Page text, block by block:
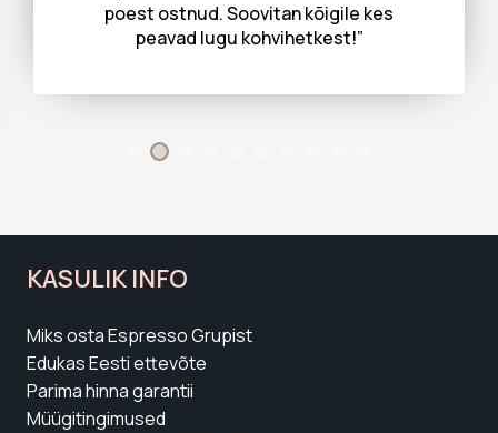
poest ostnud. Soovitan kõigile kes
peavad lugu kohvihetkest!”
KASULIK INFO
Miks osta Espresso Grupist
Edukas Eesti ettevõte
Parima hinna garantii
Müügitingimused